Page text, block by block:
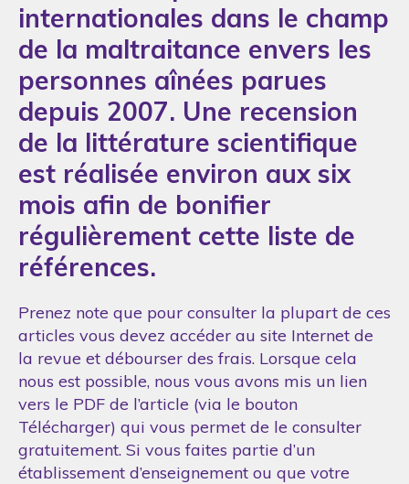
internationales dans le champ
de la maltraitance envers les
personnes aînées parues
depuis 2007. Une recension
de la littérature scientifique
est réalisée environ aux six
mois afin de bonifier
régulièrement cette liste de
références.
Prenez note que pour consulter la plupart de ces
articles vous devez accéder au site Internet de
la revue et débourser des frais. Lorsque cela
nous est possible, nous vous avons mis un lien
vers le PDF de l’article (via le bouton
Télécharger) qui vous permet de le consulter
gratuitement. Si vous faites partie d’un
établissement d’enseignement ou que votre